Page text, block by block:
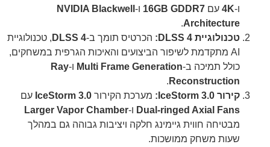
ו-4K עם 16GB GDDR7 ו- NVIDIA Blackwell
Architecture
.
טכנולוגיית DLSS 4:
הכרטיס תומך ב-DLSS 4 , טכנולוגיית
AI מתקדמת לשיפור הביצועים והאיכות הגרפית במשחקים,
כולל תמיכה ב-Multi Frame Generation ו-Ray
Reconstruction
.
קירור IceStorm 3.0:
מערכת הקירור IceStorm 3.0 עם
Dual-ringed Axial Fans ו-Larger Vapor Chamber
מבטיחה חווית גיימינג חלקה ויציבות גבוהה גם במהלך
שעות משחק ממושכות.